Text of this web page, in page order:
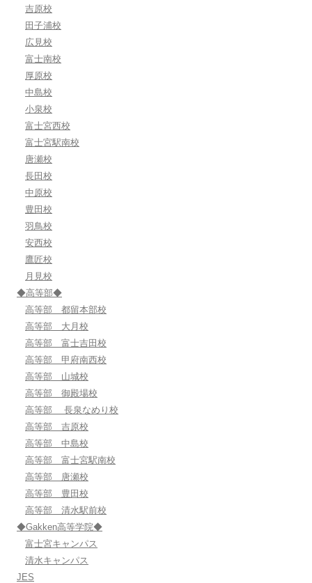
吉原校
田子浦校
広見校
富士南校
厚原校
中島校
小泉校
富士宮西校
富士宮駅南校
唐瀬校
長田校
中原校
豊田校
羽鳥校
安西校
鷹匠校
月見校
◆高等部◆
高等部 都留本部校
高等部 大月校
高等部 富士吉田校
高等部 甲府南西校
高等部 山城校
高等部 御殿場校
高等部 長泉なめり校
高等部 吉原校
高等部 中島校
高等部 富士宮駅南校
高等部 唐瀬校
高等部 豊田校
高等部 清水駅前校
◆Gakken高等学院◆
富士宮キャンパス
清水キャンパス
JES